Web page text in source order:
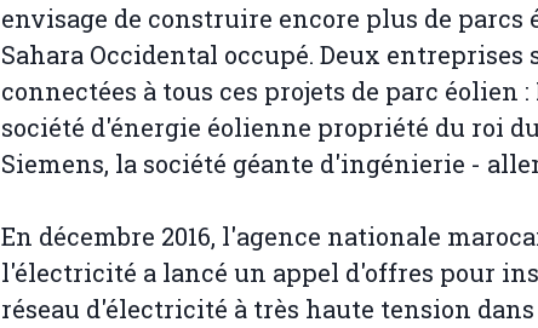
envisage de construire encore plus de parcs
Sahara Occidental occupé. Deux entreprises
connectées à tous ces projets de parc éolien :
société d'énergie éolienne propriété du roi
Siemens, la société géante d'ingénierie -
En décembre 2016, l'agence nationale
l'électricité a lancé un appel d'offres pour
réseau d'électricité à très haute tension dans